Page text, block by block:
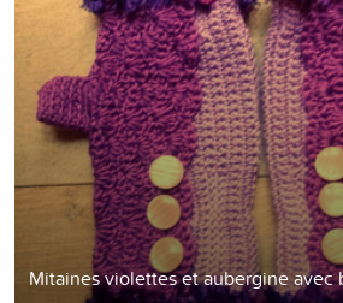
Mitaines violettes et aubergine avec